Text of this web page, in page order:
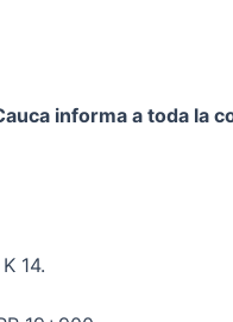
informa a toda la
14.